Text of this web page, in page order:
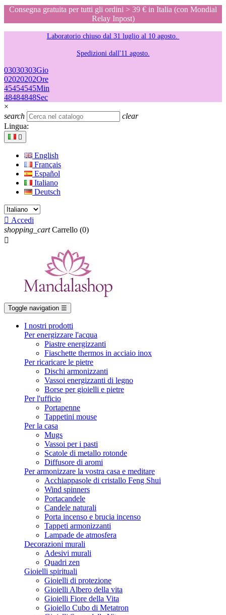
Consegna gratuita per tutti gli ordini > 39 € in Italia (con Mondial
Relay Inpost)
Laboratorio chiuso dal 31 luglio al 10 agosto.
Spedizioni dall'11 agosto.
03030303Gio
02020202Ore
45454545Min
48484848Sec
×
search
clear
Lingua:

English
Français
Español
Italiano
Deutsch
 Accedi
shopping_cart Carrello (0)

Toggle navigation ☰
I nostri prodotti
Per energizzare l'acqua
Piastre energizzanti
Fiaschette thermos in acciaio inox
Per ricaricare le pietre
Dischi armonizzanti
Vassoi energizzanti di legno
Borse per gioielli e pietre
Per l'ufficio
Portapenne
Tappetini mouse
Per la casa
Mugs
Vassoi per i pasti
Scatole di metallo rotonde
Diffusore di aromi
Per armonizzare la vostra casa e meditare
Acchiappasole di cristallo Feng Shui
Wind spinners
Portacandele
Candele naturali
Porta incenso e brucia incenso
Tappeti armonizzanti
Lampade de atmosfera
Decorazioni murali
Adesivi murali
Quadri zen
Gioielli spirituali
Gioielli di protezione
Gioielli Albero della vita
Gioielli Fiore della Vita
Gioiello Cubo di Metatron